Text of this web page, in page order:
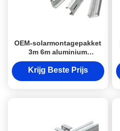
OEM-solarmontagepakket
3m 6m aluminium
zonnepaneel montage rails
Krijg Beste Prijs